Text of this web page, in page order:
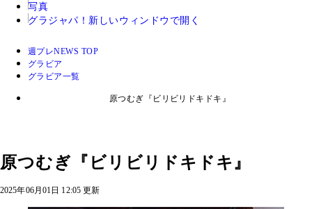
写真
グラジャパ！ 新しいウィンドウで開く
週プレNEWS TOP
グラビア
グラビア一覧
原つむぎ『ビリビリドキドキ』
原つむぎ『ビリビリドキドキ』
2025年06月01日 12:05 更新